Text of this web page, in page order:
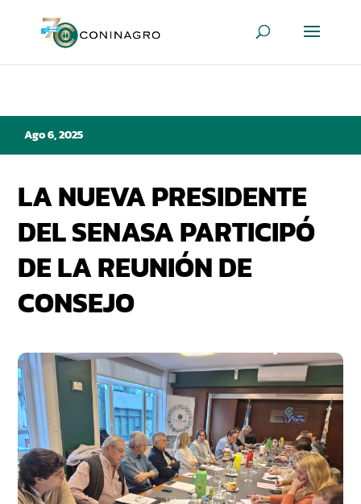
Ago 6, 2025
LA NUEVA PRESIDENTE
DEL SENASA PARTICIPÓ
DE LA REUNIÓN DE
CONSEJO